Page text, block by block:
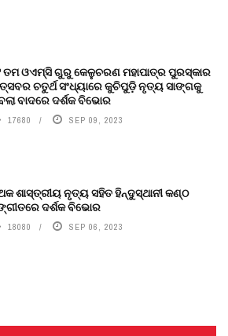
ତମ ଓଏମ୍‌ସି ଗୁରୁ କେଳୁଚରଣ ମହାପାତ୍ର ପୁରସ୍କାର
ଚତୁର୍ଥ ସଂଧ୍ୟାରେ କୁଚିପୁଡ଼ି ନୃତ୍ୟ ସାଙ୍ଗକୁ
ବାଦରେ ଦର୍ଶକ ବିଭୋର
17680 SEP 09, 2023
ଶାସ୍ତ୍ରୀୟ ନୃତ୍ୟ ସହିତ ହିନ୍ଦୁସ୍ଥାନୀ କଣ୍ଠ
ଦର୍ଶକ ବିଭୋର
18080 SEP 06, 2023